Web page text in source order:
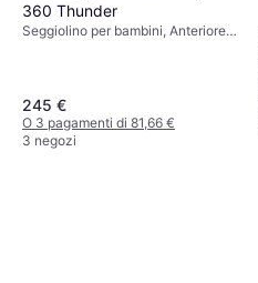
360 Thunder
Seggiolino per bambini, Anteriore,
245 €
O 3 pagamenti di 81,66 €
3 negozi